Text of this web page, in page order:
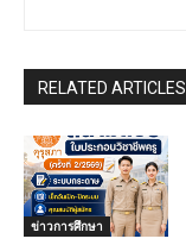
RELATED ARTICLES
ข่าวการศึกษา